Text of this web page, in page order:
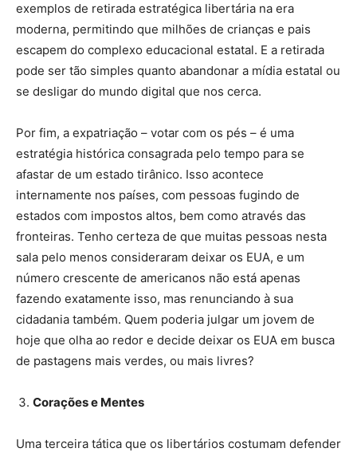
exemplos de retirada estratégica libertária na era
moderna, permitindo que milhões de crianças e pais
escapem do complexo educacional estatal. E a retirada
pode ser tão simples quanto abandonar a mídia estatal ou
se desligar do mundo digital que nos cerca.
Por fim, a expatriação – votar com os pés – é uma
estratégia histórica consagrada pelo tempo para se
afastar de um estado tirânico. Isso acontece
internamente nos países, com pessoas fugindo de
estados com impostos altos, bem como através das
fronteiras. Tenho certeza de que muitas pessoas nesta
sala pelo menos consideraram deixar os EUA, e um
número crescente de americanos não está apenas
fazendo exatamente isso, mas renunciando à sua
cidadania também. Quem poderia julgar um jovem de
hoje que olha ao redor e decide deixar os EUA em busca
de pastagens mais verdes, ou mais livres?
Corações e Mentes
Uma terceira tática que os libertários costumam defender